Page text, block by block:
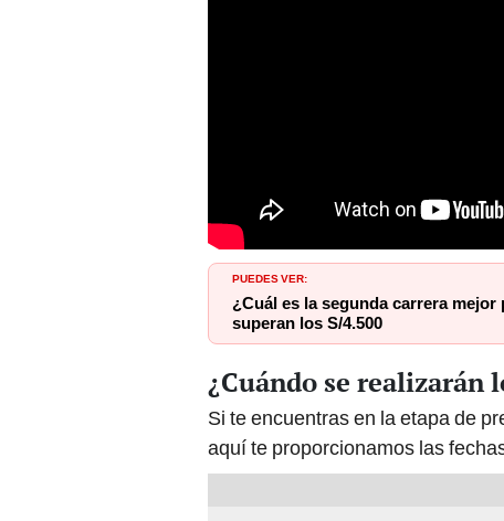
PUEDES VER:
¿Cuál es la segunda carrera
superan los S/4.500
¿Cuándo se realizarán
Si te encuentras en la etapa de
aquí te proporcionamos las